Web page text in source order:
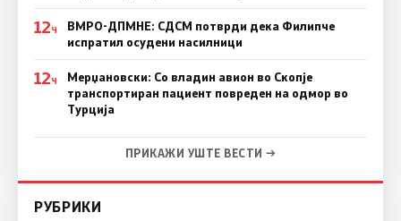
12Ч
ВМРО-ДПМНЕ: СДСM потврди дека Филипче
испратил осудени насилници
12Ч
Мерџановски: Со владин авион во Скопје
транспортиран пациент повреден на одмор во
Турција
ПРИКАЖИ УШТЕ ВЕСТИ →
РУБРИКИ